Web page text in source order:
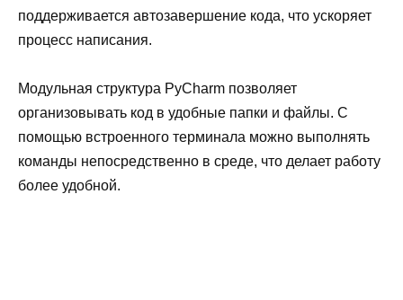
поддерживается автозавершение кода, что ускоряет
процесс написания.
Модульная структура PyCharm позволяет
организовывать код в удобные папки и файлы. С
помощью встроенного терминала можно выполнять
команды непосредственно в среде, что делает работу
более удобной.